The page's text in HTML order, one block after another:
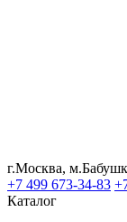
г.Москва,
+7 499 673-34-83
Каталог